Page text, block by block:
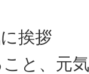
挨拶
と、元